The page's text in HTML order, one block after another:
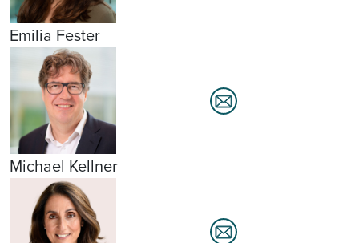
Emilia Fester
Michael Kellner